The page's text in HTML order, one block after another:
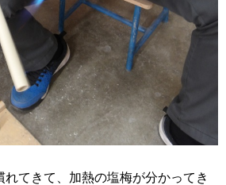
てきて、加熱の塩梅が分かってき